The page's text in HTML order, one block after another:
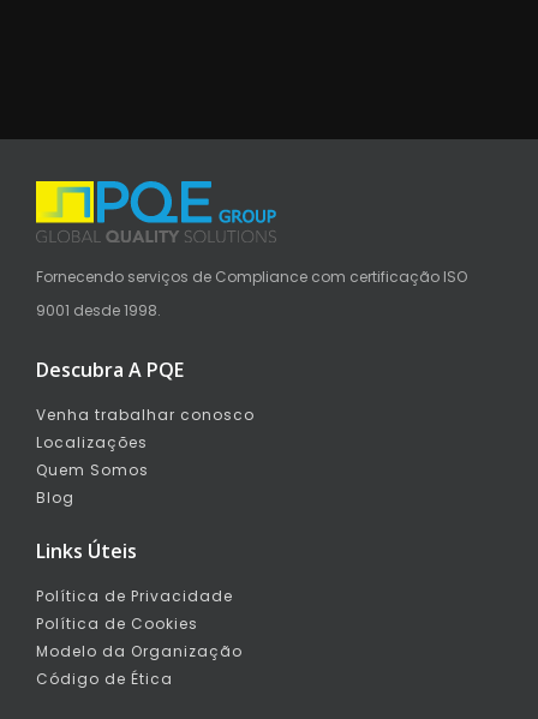
Fornecendo serviços de Compliance com certificação ISO
9001 desde 1998.
Descubra A PQE
Venha trabalhar conosco
Localizações
Quem Somos
Blog
Links Úteis
Política de Privacidade
Política de Cookies
Modelo da Organização
Código de Ética